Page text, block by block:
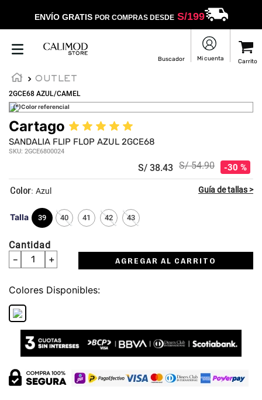
ENVÍO GRATIS POR COMPRAS DESDES/199
OUTLET
2GCE68 AZUL/CAMEL
(*)Color referencial
Cartago ★ ★ ★ ★ ★
SANDALIA FLIP FLOP AZUL 2GCE68
SKU: 2GCE6800024
S/ 38.43 S/ 54.90 30 %
Talla 39 40 41 42 43
: Azul
Cantidad
＋
－ AGREGAR AL CARRITO
Colores